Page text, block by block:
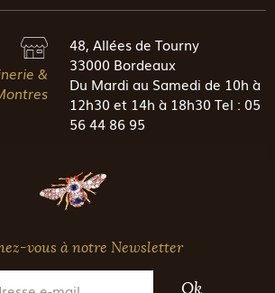
&
48, Allées de Tourny
33000 Bordeaux
Du Mardi au Samedi de 10h à
12h30 et 14h à 18h30 Tel : 05
56 44 86 95
vous à notre Newsletter
Ok